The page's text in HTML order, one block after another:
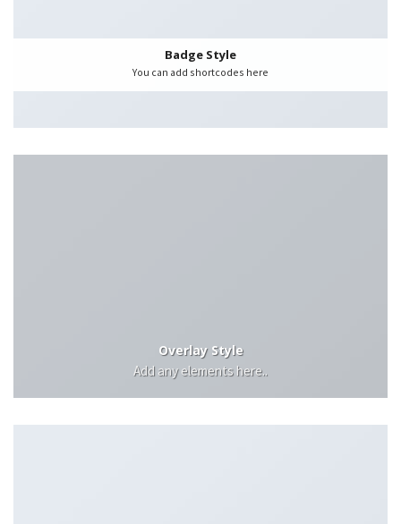
Badge Style
You can add shortcodes here
Overlay Style
Add any elements here..